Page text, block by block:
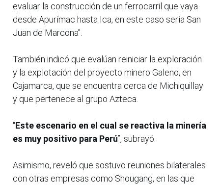
evaluar la construcción de un ferrocarril que vaya
desde Apurímac hasta Ica, en este caso sería San
Juan de Marcona”.
También indicó que evalúan reiniciar la exploración
y la explotación del proyecto minero Galeno, en
Cajamarca, que se encuentra cerca de Michiquillay
y que pertenece al grupo Azteca.
“Este escenario en el cual se reactiva la minería
es muy positivo para Perú”, subrayó.
Asimismo, reveló que sostuvo reuniones bilaterales
con otras empresas como Shougang, en las que